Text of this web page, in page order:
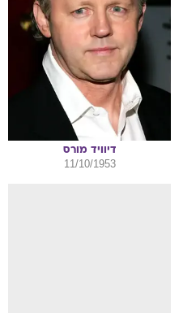
דיוויד מורס
11/10/1953